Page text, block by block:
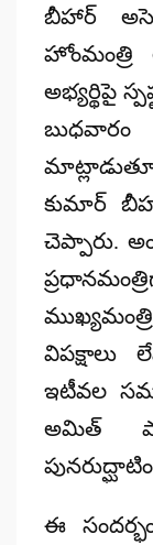
బీహార్
హోంమంత్రి
అభ్యర్థిపై
కుమార్
చెప్పారు.
విపక్షాలు
ఇటీవల
అమిత్
ఈ